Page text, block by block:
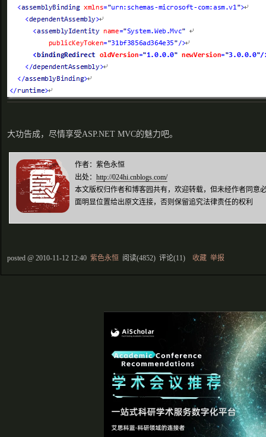
大功告成，尽情享受ASP.NET MVC的魅力吧。
作者：紫色永恒
出处： http://024hi.cnblogs.com/
本文版权归作者和博客园共有，欢迎转载，但未经作者同意
面明显位置给出原文连接，否则保留追究法律责任的权利
posted @ 2010-11-12 12:40 紫色永恒 阅读(4852) 评论(11) 收藏 举报